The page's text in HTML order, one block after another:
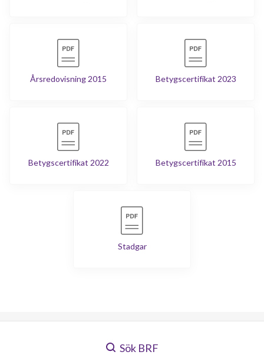
Årsredovisning 2015 Betygscertifikat 2023
Betygscertifikat 2022 Betygscertifikat 2015
Stadgar
Sök BRF